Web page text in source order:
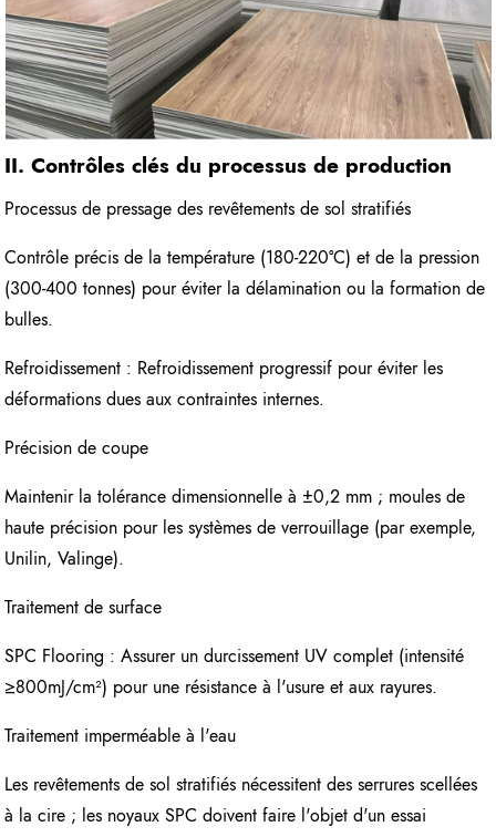
II. Contrôles clés du processus de production
Processus de pressage des revêtements de sol stratifiés
Contrôle précis de la température (180-220°C) et de la pression
(300-400 tonnes) pour éviter la délamination ou la formation de
bulles.
Refroidissement : Refroidissement progressif pour éviter les
déformations dues aux contraintes internes.
Précision de coupe
Maintenir la tolérance dimensionnelle à ±0,2 mm ; moules de
haute précision pour les systèmes de verrouillage (par exemple,
Unilin, Valinge).
Traitement de surface
SPC Flooring : Assurer un durcissement UV complet (intensité
≥800mJ/cm²) pour une résistance à l'usure et aux rayures.
Traitement imperméable à l'eau
Les revêtements de sol stratifiés nécessitent des serrures scellées
à la cire ; les noyaux SPC doivent faire l'objet d'un essai